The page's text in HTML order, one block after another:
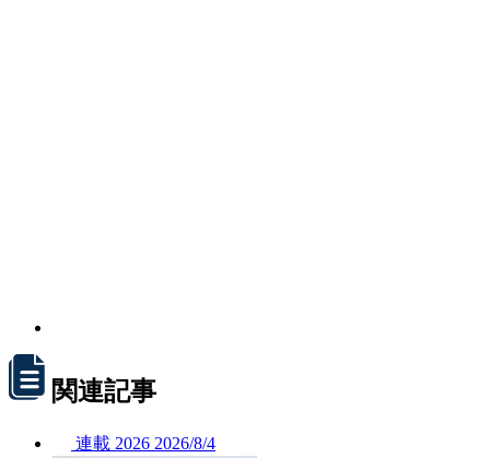
関連記事
連載 2026 2026/8/4